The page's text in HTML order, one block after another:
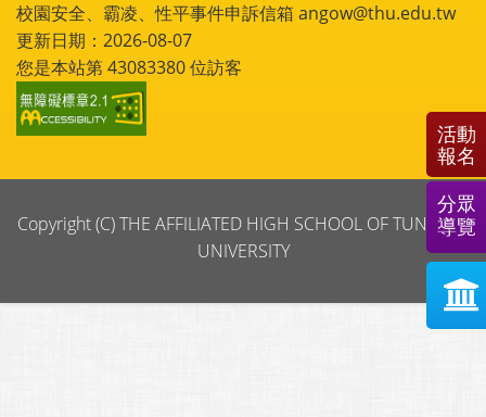
校園安全、霸凌、性平事件申訴信箱 angow@thu.edu.tw
更新日期：2026-08-07
您是本站第43083380位訪客
Copyright (C) THE AFFILIATED HIGH SCHOOL OF TUNGHAI
UNIVERSITY
活動
報名
分眾
導覽